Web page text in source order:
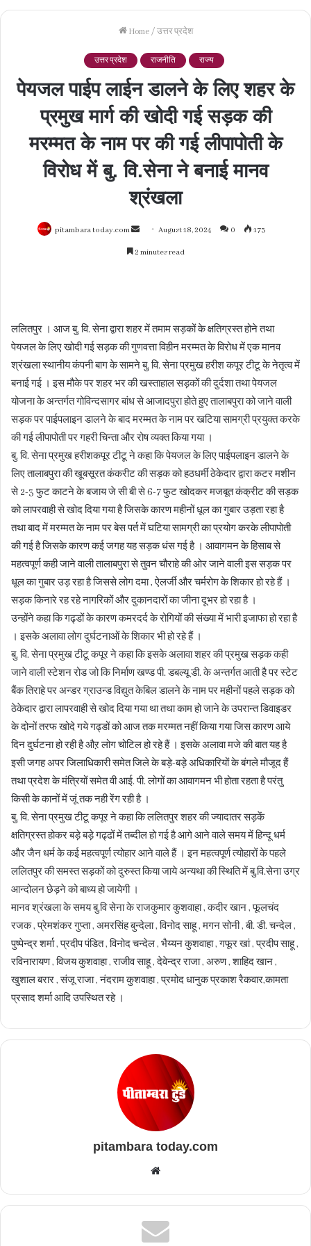
Home / उत्तर प्रदेश
उत्तर प्रदेश राजनीति राज्य
पेयजल पाईप लाईन डालने के लिए शहर के
प्रमुख मार्ग की खोदी गई सड़क की
मरम्मत के नाम पर की गई लीपापोती के
विरोध में बु. वि.सेना ने बनाई मानव
श्रंखला
pitambara today.com
Send August 18, 2024 0 173
2 minutes read
ललितपुर । आज बु. वि. सेना द्वारा शहर में तमाम सड़कों के क्षतिग्रस्त होने तथा
पेयजल के लिए खोदी गई सड़क की गुणवत्ता विहीन मरम्मत के विरोध में एक मानव
श्रंखला स्थानीय कंपनी बाग के सामने बु. वि. सेना प्रमुख हरीश कपूर टीटू के नेतृत्व में
बनाई गई । इस मौके पर शहर भर की खस्ताहाल सड़कों की दुर्दशा तथा पेयजल
योजना के अन्तर्गत गोविन्दसागर बांध से आजादपुरा होते हुए तालाबपुरा को जाने वाली
सड़क पर पाईपलाइन डालने के बाद मरम्मत के नाम पर खटिया सामग्री प्रयुक्त करके
की गई लीपापोती पर गहरी चिन्ता और रोष व्यक्त किया गया ।
बु. वि. सेना प्रमुख हरीशकपूर टीटू ने कहा कि पेयजल के लिए पाईपलाइन डालने के
लिए तालाबपुरा की खूबसूरत कंकरीट की सड़क को हठधर्मी ठेकेदार द्वारा कटर मशीन
से 2-3 फुट काटने के बजाय जे सी बी से 6-7 फुट खोदकर मजबूत कंक्रीट की सड़क
को लापरवाही से खोद दिया गया है जिसके कारण महीनों धूल का गुबार उड़ता रहा है
तथा बाद में मरम्मत के नाम पर बेस पर्त में घटिया सामग्री का प्रयोग करके लीपापोती
की गई है जिसके कारण कई जगह यह सड़क धंस गई है । आवागमन के हिसाब से
महत्वपूर्ण कही जाने वाली तालाबपुरा से तुवन चौराहे की ओर जाने वाली इस सड़क पर
धूल का गुबार उड़ रहा है जिससे लोग दमा , ऐलर्जी और चर्मरोग के शिकार हो रहे हैं ।
सड़क किनारे रह रहे नागरिकों और दुकानदारों का जीना दूभर हो रहा है ।
उन्होंने कहा कि गढ्डों के कारण कमरदर्द के रोगियों की संख्या में भारी इजाफा हो रहा है
। इसके अलावा लोग दुर्घटनाओं के शिकार भी हो रहे हैं ।
बु. वि. सेना प्रमुख टीटू कपूर ने कहा कि इसके अलावा शहर की प्रमुख सड़क कही
जाने वाली स्टेशन रोड जो कि निर्माण खण्ड पी. डबल्यू डी. के अन्तर्गत आती है पर स्टेट
बैंक तिराहे पर अन्डर ग्राउन्ड विद्युत केबिल डालने के नाम पर महीनों पहले सड़क को
ठेकेदार द्वारा लापरवाही से खोद दिया गया था तथा काम हो जाने के उपरान्त डिवाइडर
के दोनों तरफ खोदे गये गढ्डों को आज तक मरम्मत नहीं किया गया जिस कारण आये
दिन दुर्घटना हो रही है औऱ लोग चोटिल हो रहे हैं । इसके अलावा मजे की बात यह है
इसी जगह अपर जिलाधिकारी समेत जिले के बड़े-बड़े अधिकारियों के बंगले मौजूद हैं
तथा प्रदेश के मंत्रियों समेत वी आई. पी. लोगों का आवागमन भी होता रहता है परंतु
किसी के कानों में जूं तक नही रेंग रही है ।
बु. वि. सेना प्रमुख टीटू कपूर ने कहा कि ललितपुर शहर की ज्यादातर सड़कें
क्षतिग्रस्त होकर बड़े बड़े गढ्ढों में तब्दील हो गई है आगे आने वाले समय में हिन्दू धर्म
और जैन धर्म के कई महत्वपूर्ण त्योहार आने वाले हैं । इन महत्वपूर्ण त्योहारों के पहले
ललितपुर की समस्त सड़कों को दुरुस्त किया जाये अन्यथा की स्थिति में बु.वि.सेना उग्र
आन्दोलन छेड़ने को बाध्य हो जायेगी ।
मानव श्रंखला के समय बु.वि सेना के राजकुमार कुशवाहा , कदीर खान , फूलचंद
रजक , प्रेमशंकर गुप्ता , अमरसिंह बुन्देला , विनोद साहू , मगन सोनी , बी. डी. चन्देल ,
पुष्पेन्द्र शर्मा , प्रदीप पंडित , विनोद चन्देल , भैय्यन कुशवाहा , गफूर खां , प्रदीप साहू ,
रविनारायण , विजय कुशवाहा , राजीव साहू , देवेन्द्र राजा , अरुण , शाहिद खान ,
खुशाल बरार , संजू राजा , नंदराम कुशवाहा , प्रमोद धानुक प्रकाश रैकवार,कामता
प्रसाद शर्मा आदि उपस्थित रहे ।
pitambara today.com
Website